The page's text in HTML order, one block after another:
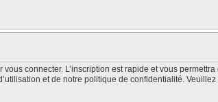
connecter. L’inscription est rapide et vous
et de notre politique de confidentialité.